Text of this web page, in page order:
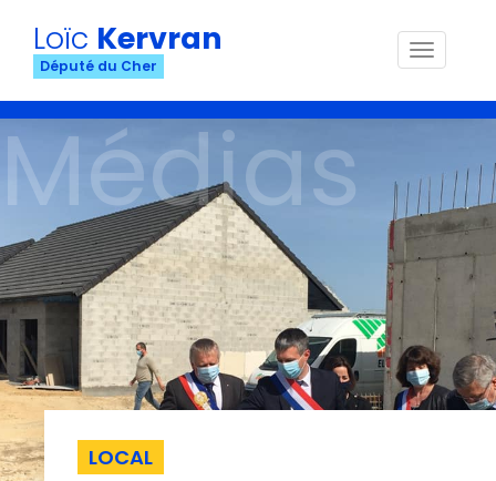
Menu
Loïc Kervran
Député du Cher
LOCAL
Médias